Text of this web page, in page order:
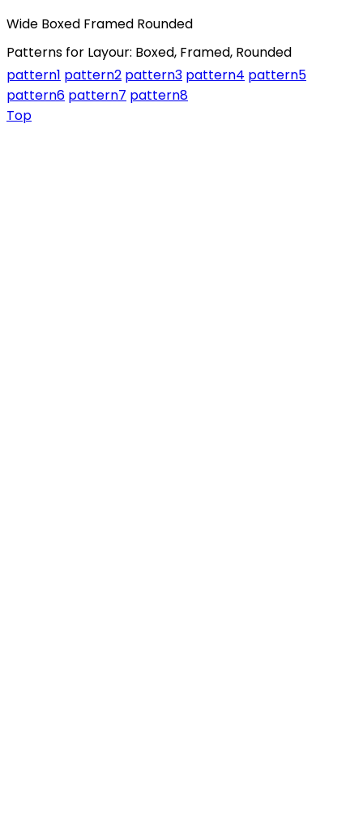
Wide Boxed Framed Rounded
Patterns for Layour: Boxed, Framed, Rounded
pattern1 pattern2 pattern3 pattern4 pattern5
pattern6 pattern7 pattern8
Top